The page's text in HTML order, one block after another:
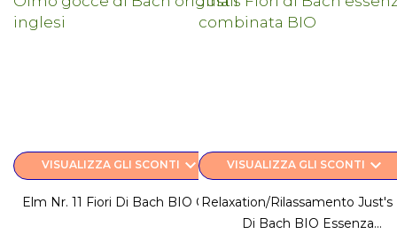
VISUALIZZA GLI SCONTI keyboard_arrow_down
Elm Nr. 11 Fiori Di Bach BIO Olmo
VISUALIZZA GLI SCONTI keyboard_arrow_down
Relaxation/Rilassamento Just's
Di Bach BIO Essenza...